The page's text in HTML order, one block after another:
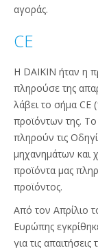
αγοράς.
CE
Η DAIKIN ήταν η
πληρούσε της
λάβει το σήμα CE
προϊόντων της. Το
πληρούν τις
μηχανημάτων και
προϊόντα μας
προϊόντος.
Από τον Απρίλιο
Ευρώπης
για τις